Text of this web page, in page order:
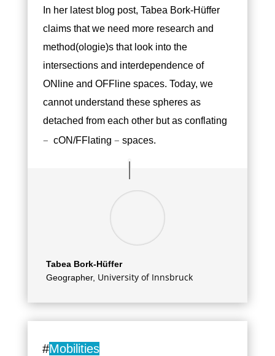
In her latest blog post, Tabea Bork-Hüffer
claims that we need more research and
method(ologie)s that look into the
intersections and interdependence of
ONline and OFFline spaces. Today, we
cannot understand these spheres as
detached from each other but as conflating
– cON/FFlating – spaces.
Tabea Bork-Hüffer
Geographer, University of Innsbruck
#Mobilities